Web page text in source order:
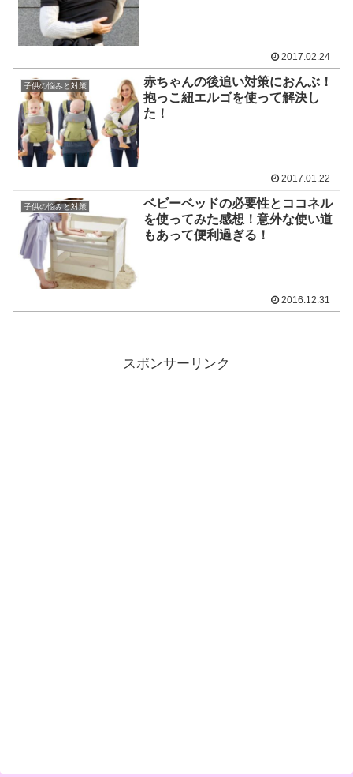
2017.02.24
子供の悩みと対策
赤ちゃんの後追い対策におんぶ！
抱っこ紐エルゴを使って解決し
た！
2017.01.22
子供の悩みと対策
ベビーベッドの必要性とココネル
を使ってみた感想！意外な使い道
もあって便利過ぎる！
2016.12.31
スポンサーリンク